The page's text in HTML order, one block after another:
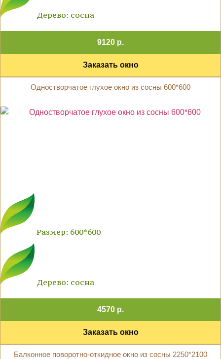
Дерево: сосна
9120 р.
Заказать окно
Одностворчатое глухое окно из сосны 600*600
Размер: 600*600
Дерево: сосна
4570 р.
Заказать окно
Балконное поворотно-откидное окно из сосны 2250*2100